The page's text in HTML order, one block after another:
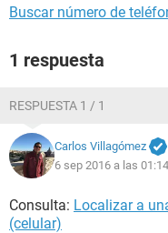
Buscar número de
1 respuesta
RESPUESTA 1 / 1
Carlos Villagómez
6 sep 2016 a las 01:14
Consulta: Localizar a
(celular)